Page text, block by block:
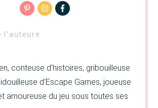
l'auteure
conteuse d’histoires, gribouilleuse
d’Escape Games, joueuse
amoureuse du jeu sous toutes ses